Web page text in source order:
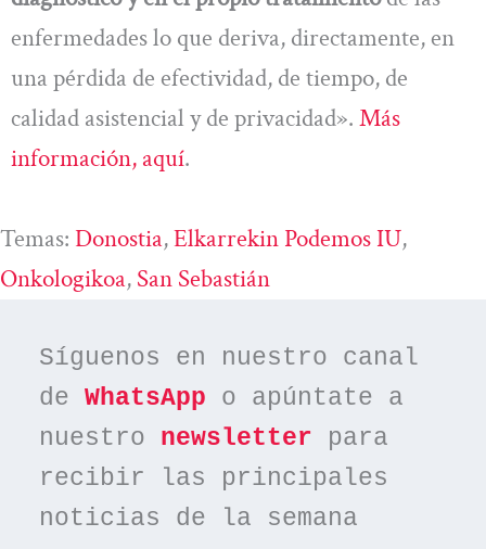
enfermedades lo que deriva, directamente, en
una pérdida de efectividad, de tiempo, de
calidad asistencial y de privacidad». Más
información, aquí.
Temas: Donostia, Elkarrekin Podemos IU
Onkologikoa, San Sebastián
Síguenos en nuestro canal
de WhatsApp o apúntate a
nuestro newsletter para
recibir las principales
noticias de la semana